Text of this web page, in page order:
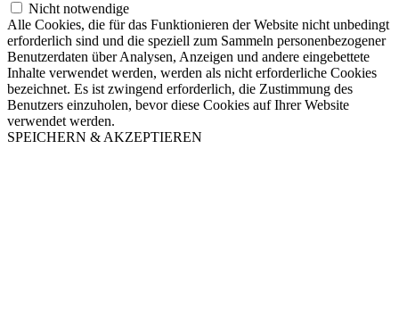
Nicht notwendige
Alle Cookies, die für das Funktionieren der Website nicht unbedingt
erforderlich sind und die speziell zum Sammeln personenbezogener
Benutzerdaten über Analysen, Anzeigen und andere eingebettete
Inhalte verwendet werden, werden als nicht erforderliche Cookies
bezeichnet. Es ist zwingend erforderlich, die Zustimmung des
Benutzers einzuholen, bevor diese Cookies auf Ihrer Website
verwendet werden.
SPEICHERN & AKZEPTIEREN